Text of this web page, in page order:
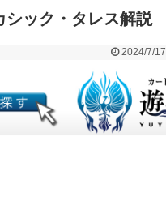
シック・タレス解説
2024/7/17